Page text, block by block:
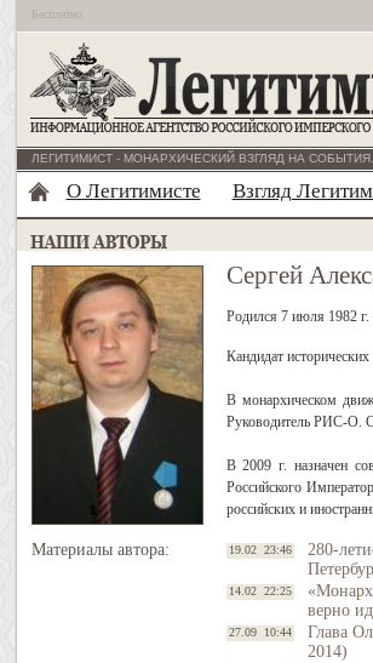
Бесплатно
ЛЕГИТИМИСТ - МОНАРХИЧЕСКИЙ ВЗГЛЯД НА
О Легитимисте Взгляд
Сергей
Родился 7 июля 1982 г.
Кандидат
В монархическом
Руководитель РИС-О.
В 2009 г. назначен
Российского
российских и
Материалы автора: 19.02 23:46
280-
14.02 22:25
верно
27.09 10:44
Глава
2014)